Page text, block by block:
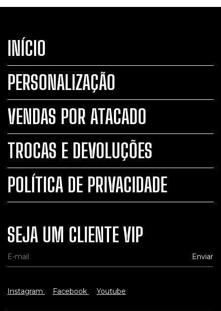
INÍCIO
PERSONALIZAÇÃO
VENDAS POR ATACADO
TROCAS E DEVOLUÇÕES
POLÍTICA DE PRIVACIDADE
SEJA UM CLIENTE VIP
Instagram Facebook Youtube